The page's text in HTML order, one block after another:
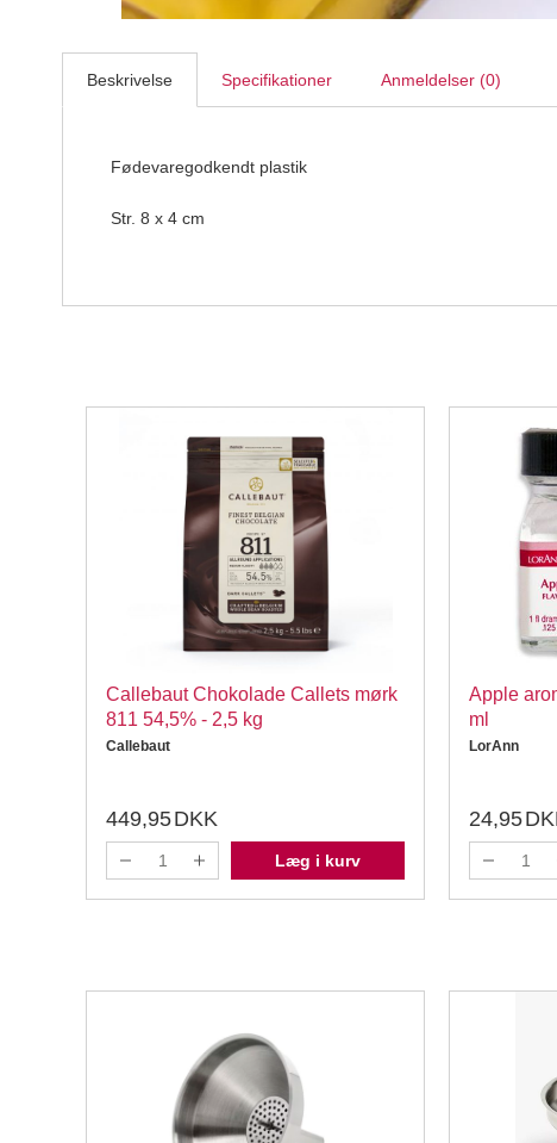
Beskrivelse Specifikationer Anmeldelser (0)
Fødevaregodkendt plastik
Str. 8 x 4 cm
Callebaut Chokolade Callets mørk
811 54,5% - 2,5 kg
Callebaut
449,95DKK
Læg i kurv
Apple
ml
LorAnn
24,95